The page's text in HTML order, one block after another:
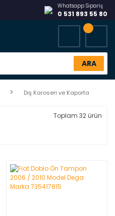
Whatsapp Sipariş
0 531 893 55 80
ARA
Dış Karoseri ve Kaporta
Toplam 32 ürün